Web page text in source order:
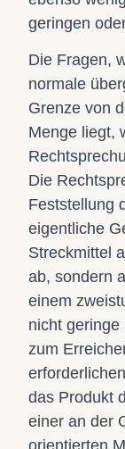
geringen
Die Fragen,
normale
Grenze von
Menge liegt,
Die
Feststellung
eigentliche
Streckmittel
ab, sondern
einem
nicht
zum
das Produkt
einer an der